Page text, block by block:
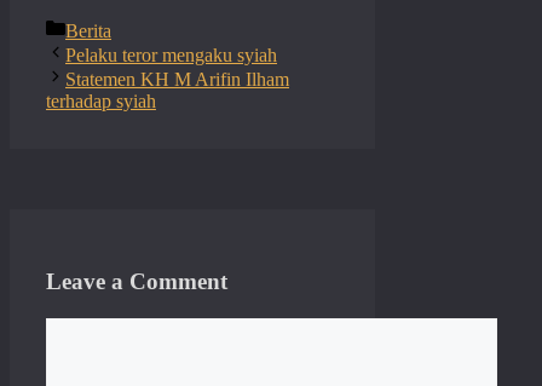
Categories
Berita
Pelaku teror mengaku syiah
Statemen KH M Arifin Ilham
terhadap syiah
Leave a Comment